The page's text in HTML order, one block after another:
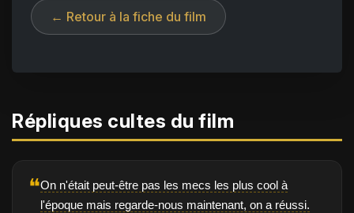
← Retour à la fiche du film
Répliques cultes du film
❝On n'était peut-être pas les mecs les plus cool à
l'époque mais regarde-nous maintenant, on a réussi.